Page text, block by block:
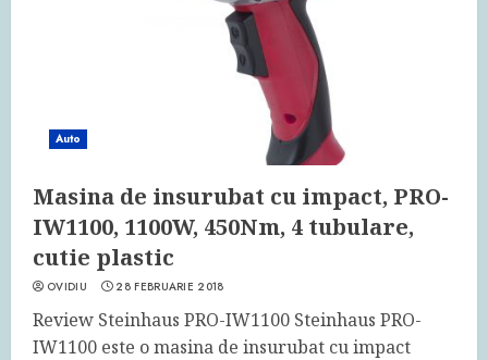
Auto
Masina de insurubat cu impact, PRO-
IW1100, 1100W, 450Nm, 4 tubulare,
cutie plastic
OVIDIU 28 FEBRUARIE 2018
Review Steinhaus PRO-IW1100 Steinhaus PRO-
IW1100 este o masina de insurubat cu impact